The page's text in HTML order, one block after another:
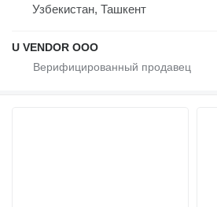
Узбекистан, Ташкент
U VENDOR OOO